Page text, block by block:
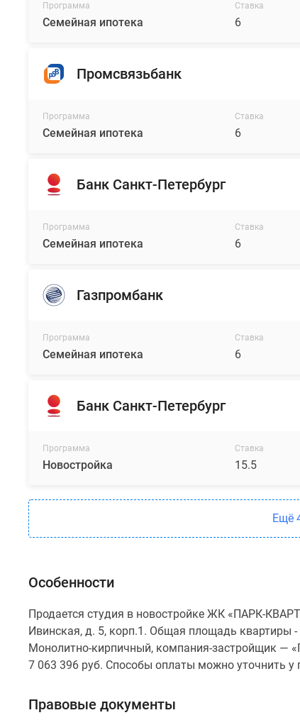
Программа
Семейная ипотека
Ставка
6
Промсвязьбанк
Программа
Семейная ипотека
Ставка
6
Банк Санкт-Петербург
Программа
Семейная ипотека
Ставка
6
Газпромбанк
Программа
Семейная ипотека
Ставка
6
Банк Санкт-Петербург
Программа
Новостройка
Ставка
15.5
Ещё
Особенности
Продается студия в новостройке ЖК «ПАРК-
Ивинская, д. 5, корп.1. Общая площадь квартиры
Монолитно-кирпичный, компания-застройщик —
7 063 396 руб. Способы оплаты можно уточнить
Правовые документы